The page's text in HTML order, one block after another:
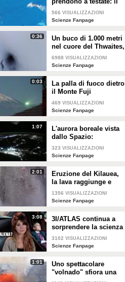
comportamento
documentato per la
566 VISUALIZZAZIONI
Scienze Fanpage
0:36
Un buco di 1.000 metri
nel cuore del Thwaites,
il ghiacciaio
dell'Apocalisse: le
impressionanti
6988 VISUALIZZAZIONI
Scienze Fanpage
0:03
La palla di fuoco dietro
il Monte Fuji
469 VISUALIZZAZIONI
Scienze Fanpage
1:07
L'aurora boreale vista
dallo Spazio:
l'incredibile video del
cosmonauta russo
323 VISUALIZZAZIONI
Scienze Fanpage
2:01
Eruzione del Kilauea,
la lava raggiunge e
distrugge la telecamera
dell’USGS
1356 VISUALIZZAZIONI
Scienze Fanpage
3:08
3I/ATLAS continua a
sorprendere la scienza
e qualcuno pensa
ancora che sia
3102 VISUALIZZAZIONI
Scienze Fanpage
1:01
Uno spettacolare
"volnado" sfiora una
fontana di lava sul